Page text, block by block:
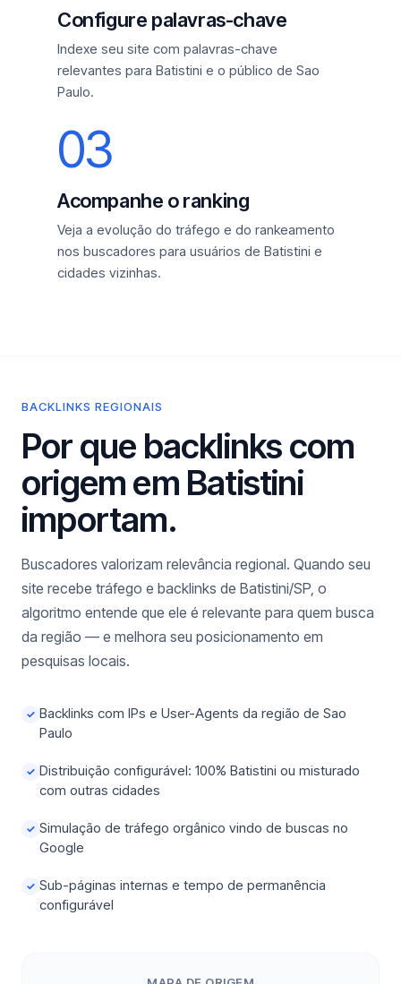
Configure palavras-chave
Indexe seu site com palavras-chave
relevantes para Batistini e o público de Sao
Paulo.
03
Acompanhe o ranking
Veja a evolução do tráfego e do rankeamento
nos buscadores para usuários de Batistini e
cidades vizinhas.
BACKLINKS REGIONAIS
Por que backlinks com
origem em Batistini
importam.
Buscadores valorizam relevância regional. Quando seu
site recebe tráfego e backlinks de Batistini/SP, o
algoritmo entende que ele é relevante para quem busca
da região — e melhora seu posicionamento em
pesquisas locais.
✓ Backlinks com IPs e User-Agents da região de Sao
Paulo
✓ Distribuição configurável: 100% Batistini ou misturado
com outras cidades
✓ Simulação de tráfego orgânico vindo de buscas no
Google
✓ Sub-páginas internas e tempo de permanência
configurável